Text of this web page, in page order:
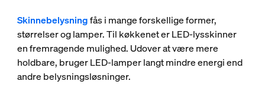
Skinnebelysningfås i mange forskellige former,
størrelser og lamper. Til køkkenet er LED-lysskinner
en fremragende mulighed. Udover at være mere
holdbare, bruger LED-lamper langt mindre energi end
andre belysningsløsninger.